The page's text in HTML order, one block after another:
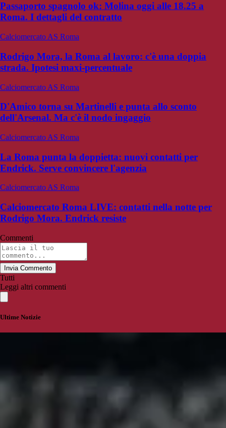
Passaporto spagnolo ok: Molina oggi alle 18.25 a
Roma. I dettagli del contratto
Calciomercato AS Roma
Rodrigo Mora, la Roma al lavoro: c'è una doppia
strada. Ipotesi maxi-percentuale
Calciomercato AS Roma
D'Amico torna su Martinelli e punta allo sconto
dell'Arsenal. Ma c'è il nodo ingaggio
Calciomercato AS Roma
La Roma punta la doppietta: nuovi contatti per
Endrick. Serve convincere l'agenzia
Calciomercato AS Roma
Calciomercato Roma LIVE: contatti nella notte per
Rodrigo Mora. Endrick resiste
Commenti
Invia Commento
Tutti
Leggi altri commenti
Ultime Notizie